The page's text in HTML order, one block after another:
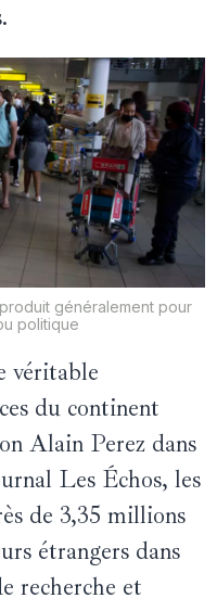
généralement pour
politique
véritable
du continent
Alain Perez dans
Les Échos, les
de 3,35 millions
étrangers dans
recherche et